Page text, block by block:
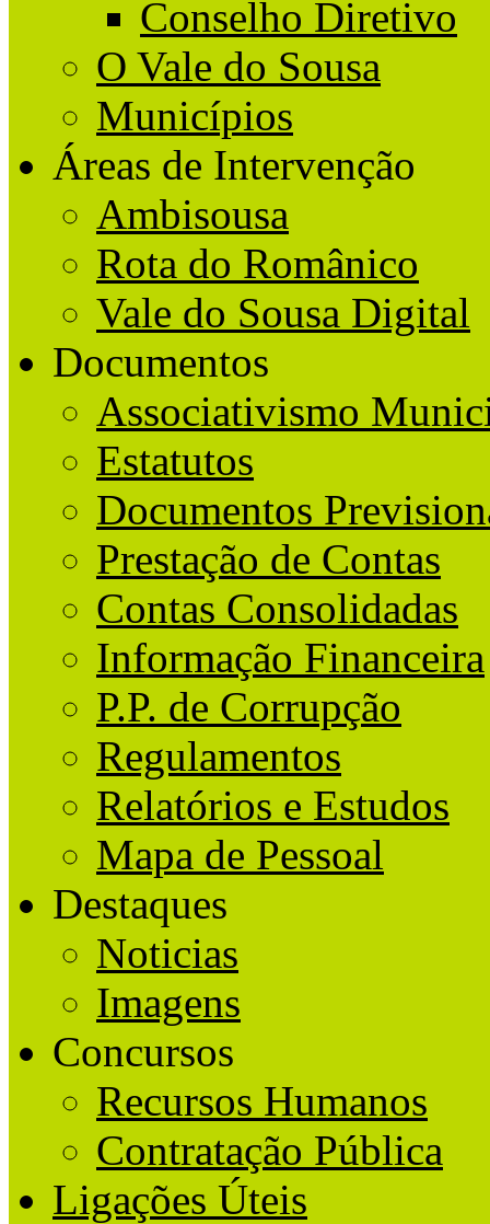
Conselho Diretivo
O Vale do Sousa
Municípios
Áreas de Intervenção
Ambisousa
Rota do Românico
Vale do Sousa Digital
Documentos
Associativismo
Estatutos
Documentos
Prestação de Contas
Contas Consolidadas
Informação Financeira
P.P. de Corrupção
Regulamentos
Relatórios e Estudos
Mapa de Pessoal
Destaques
Noticias
Imagens
Concursos
Recursos Humanos
Contratação Pública
Ligações Úteis